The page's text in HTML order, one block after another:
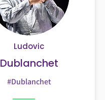
Ludovic
Dublanchet
#Dublanchet